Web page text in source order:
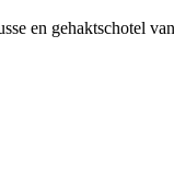
en gehaktschotel